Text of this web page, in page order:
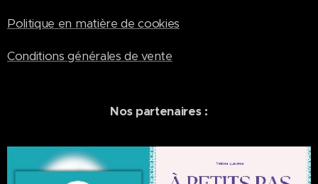
Politique en matière de cookies
Conditions générales de vente
Nos partenaires :